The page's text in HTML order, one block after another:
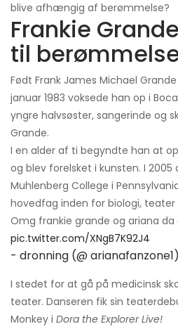
blive afhængig af berømmelse?
Frankie
til
Født Frank James Michael
januar 1983 voksede han op i
yngre halvsøster, sangerinde og
Grande.
I en alder af ti begyndte han at
og blev forelsket i kunsten. I
Muhlenberg College i
hovedfag inden for biologi, teater
Omg frankie grande og ariana
pic.twitter.com/XNgB7K92J4
- dronning (@ arianafanzone1)
I stedet for at gå på medicinsk
teater. Danseren fik sin
Monkey i Dora the Explorer Live!